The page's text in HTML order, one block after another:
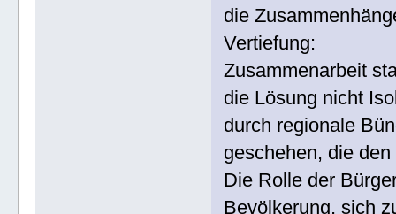
die
Vertiefung:
Zusammenarbeit
die Lösung nicht
durch regionale
geschehen, die
Die Rolle der
Bevölkerung, sich